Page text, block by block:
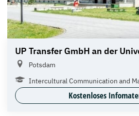
UP Transfer GmbH an der
Potsdam
Intercultural Communication and
Kostenloses